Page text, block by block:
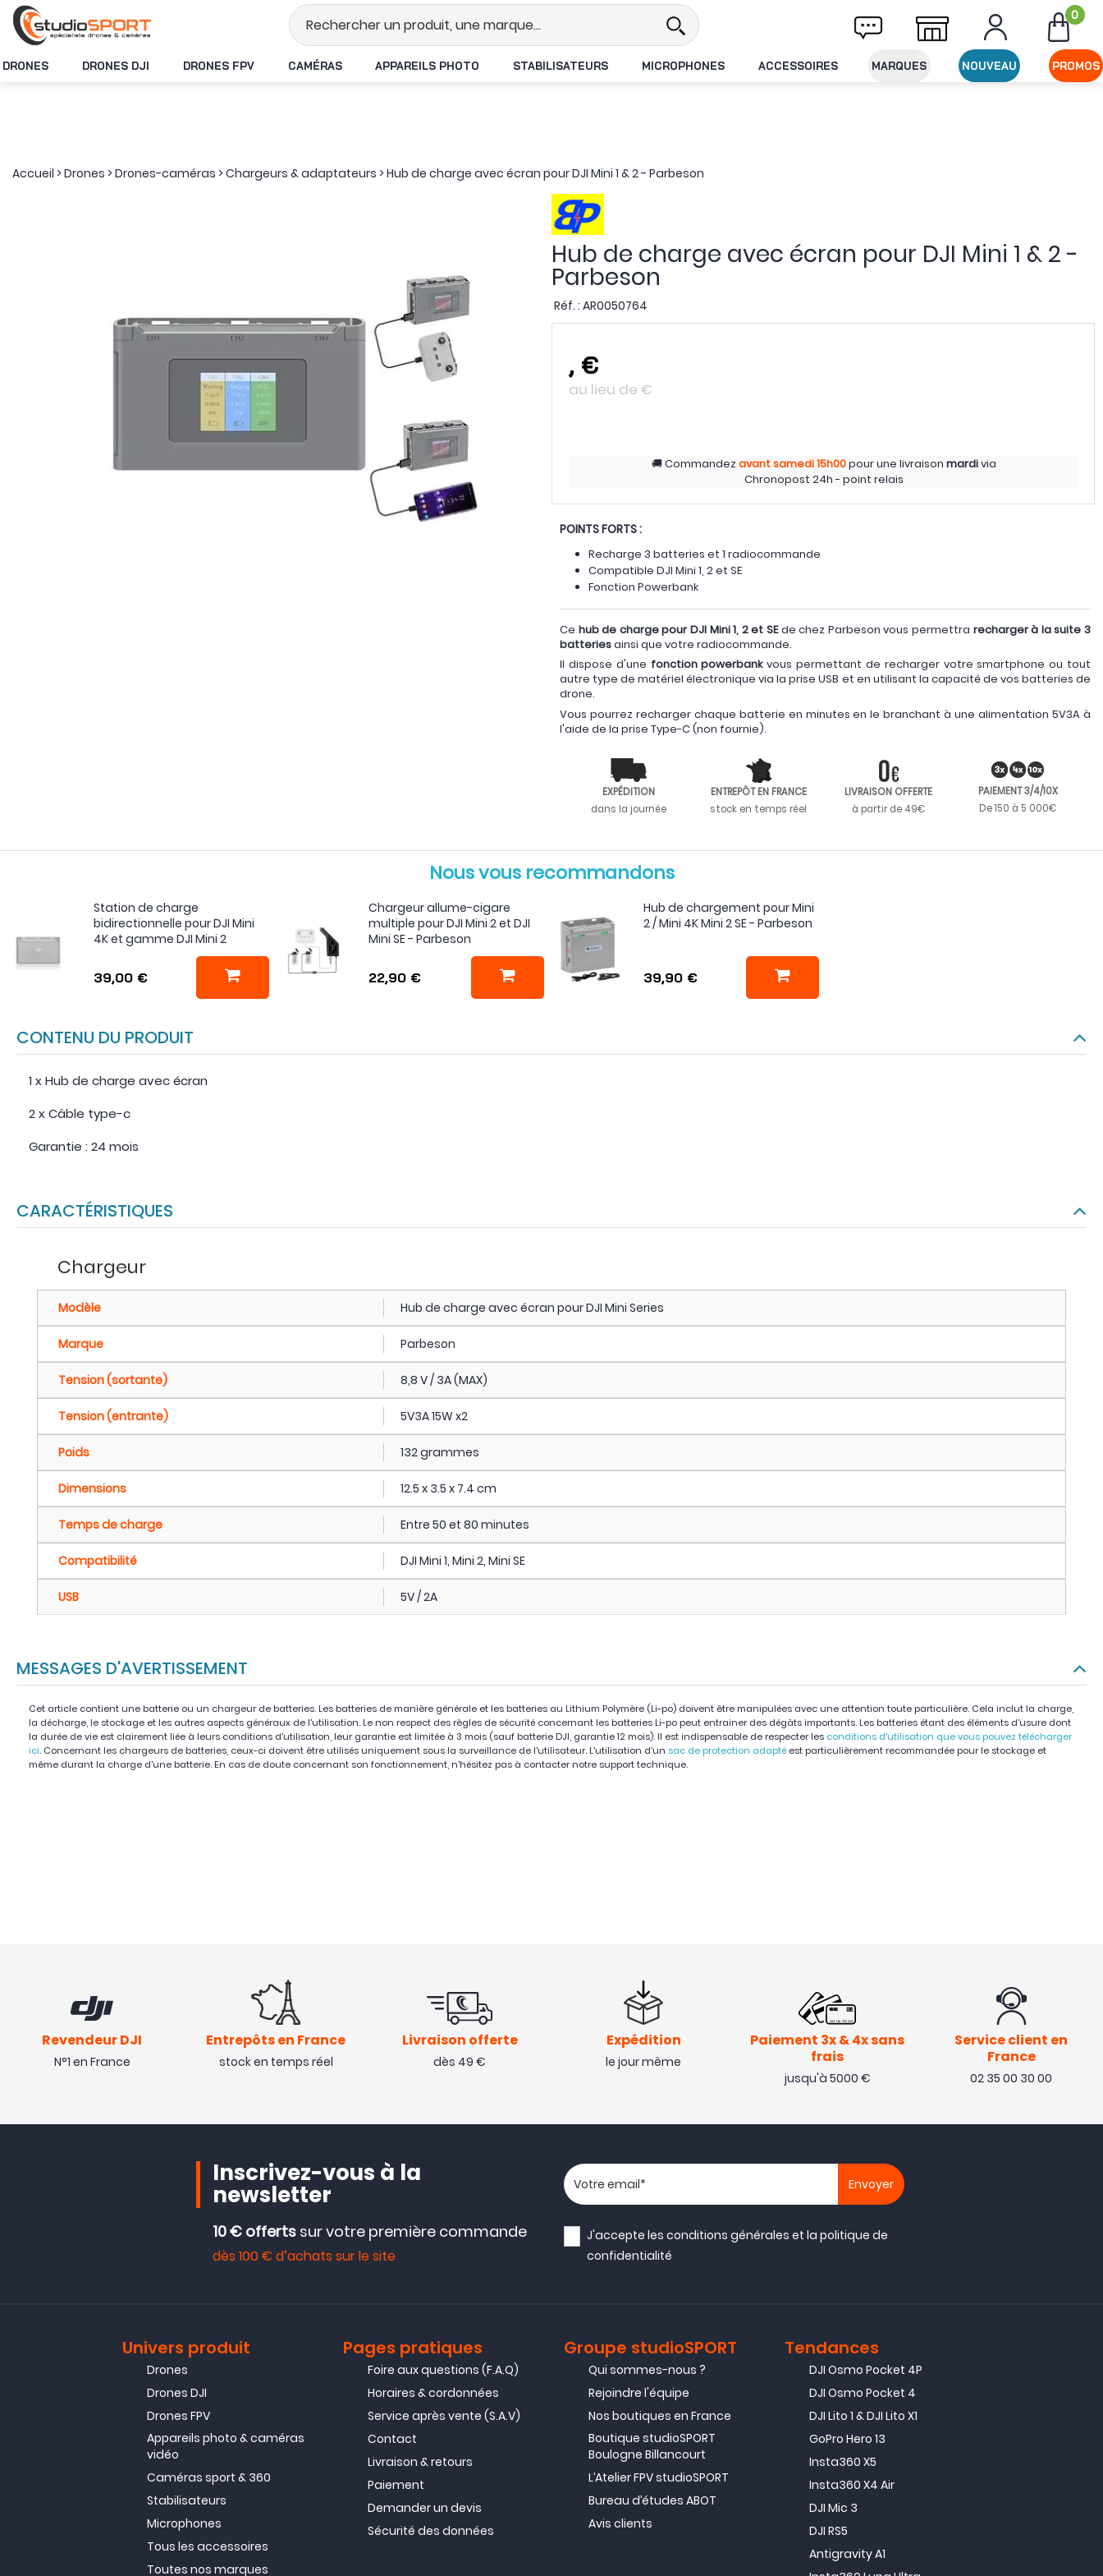
Stock en temps réel Livraison offerte dès 49€ d'achat 0
DRONES DRONES DJI DRONES FPV CAMÉRAS APPAREILS PHOTO STABILISATEURS MICROPHONES ACCESSOIRES MARQUES NOUVEAU PROMOS
Accueil >Drones >Drones-caméras >Chargeurs & adaptateurs >Hub de charge avec écran pour DJI Mini 1 & 2 - Parbeson
Hub de charge avec écran pour DJI Mini 1 & 2 -
Parbeson
Réf. : AR0050764
, €
au lieu de €
Commandezavant samedi15h00pour une livraison mardivia
Chronopost 24h - point relais
POINTS FORTS :
Recharge 3 batteries et 1 radiocommande
Compatible DJI Mini 1, 2 et SE
Fonction Powerbank
Ce hub de charge pour DJI Mini 1, 2 et SEde chez Parbeson vous permettra recharger à la suite 3
batteriesainsi que votre radiocommande.
Il dispose d'une fonction powerbankvous permettant de recharger votre smartphone ou tout
autre type de matériel électronique via la prise USB et en utilisant la capacité de vos batteries de
drone.
Vous pourrez recharger chaque batterie en minutes en le branchant à une alimentation 5V3A à
l'aide de la prise Type-C (non fournie).
EXPÉDITION
dans la journée
ENTREPÔT EN FRANCE
stock en temps réel
LIVRAISON OFFERTE
à partir de 49€
PAIEMENT 3/4/10X
De 150 à 5 000€
Nous vous recommandons
Station de charge
bidirectionnelle pour DJI Mini
4K et gamme DJI Mini 2
39,00 €
Chargeur allume-cigare
multiple pour DJI Mini 2 et DJI
Mini SE - Parbeson
22,90 €
Hub de chargement pour Mini
2 / Mini 4K Mini 2 SE - Parbeson
39,90 €
CONTENU DU PRODUIT
1 x Hub de charge avec écran
2 x Câble type-c
Garantie : 24 mois
CARACTÉRISTIQUES
Chargeur
Modèle Hub de charge avec écran pour DJI Mini Series
Marque Parbeson
Tension (sortante) 8,8 V / 3A (MAX)
Tension (entrante) 5V3A 15W x2
Poids 132 grammes
Dimensions 12.5 x 3.5 x 7.4 cm
Temps de charge Entre 50 et 80 minutes
Compatibilité DJI Mini 1, Mini 2, Mini SE
USB 5V / 2A
MESSAGES D'AVERTISSEMENT
Cet article contient une batterie ou un chargeur de batteries. Les batteries de manière générale et les batteries au Lithium Polymère (Li-po) doivent être manipulées avec une attention toute particulière. Cela inclut la charge,
la décharge, le stockage et les autres aspects généraux de l'utilisation. Le non respect des règles de sécurité concernant les batteries Li-po peut entrainer des dégâts importants. Les batteries étant des éléments d'usure dont
la durée de vie est clairement liée à leurs conditions d'utilisation, leur garantie est limitée à 3 mois (sauf batterie DJI, garantie 12 mois). Il est indispensable de respecter les conditions d'utilisation que vous pouvez télécharger
ici. Concernant les chargeurs de batteries, ceux-ci doivent être utilisés uniquement sous la surveillance de l'utilisateur. L'utilisation d'un sac de protection adapté est particulièrement recommandée pour le stockage et
même durant la charge d'une batterie. En cas de doute concernant son fonctionnement, n'hésitez pas à contacter notre support technique.
Revendeur DJI
N°1 en France
Entrepôts en France
stock en temps réel
Livraison offerte
dès 49 €
Expédition
le jour même
Paiement 3x & 4x sans
frais
jusqu'à 5000 €
Service client en
France
02 35 00 30 00
Inscrivez-vous à la
newsletter
10 € offerts sur votre première commande
dès 100 € d’achats sur le site
Votre adresse email
J'accepte lesconditions générales et lapolitique de
confidentialité
Univers produit
Drones
Drones DJI
Drones FPV
Appareils photo & caméras
vidéo
Caméras sport & 360
Stabilisateurs
Microphones
Tous les accessoires
Toutes nos marques
Pages pratiques
Foire aux questions (F.A.Q)
Horaires & cordonnées
Service après vente (S.A.V)
Contact
Livraison & retours
Paiement
Demander un devis
Sécurité des données
Groupe studioSPORT
Qui sommes-nous ?
Rejoindre l'équipe
Nos boutiques en France
Boutique studioSPORT
Boulogne Billancourt
L’Atelier FPV studioSPORT
Bureau d’études ABOT
Avis clients
Tendances
DJI Osmo Pocket 4P
DJI Osmo Pocket 4
DJI Lito 1 & DJI Lito X1
GoPro Hero 13
Insta360 X5
Insta360 X4 Air
DJI Mic 3
DJI RS5
Antigravity A1